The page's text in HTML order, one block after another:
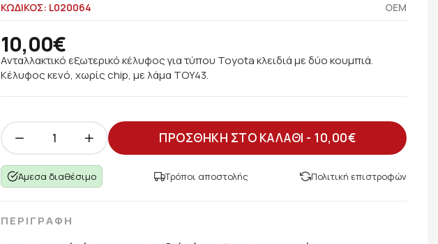
ΚΩΔΙΚΟΣ: L020064 OEM
10,00€
Ανταλλακτικό εξωτερικό κέλυφος για τύπου Toyota κλειδιά με δύο κουμπιά.
Κέλυφος κενό, χωρίς chip, με λάμα TOY43.
ΠΡΟΣΘΗΚΗ ΣΤΟ ΚΑΛΑΘΙ - 10,00€
Άμεσα διαθέσιμο Τρόποι αποστολής Πολιτική επιστροφών
ΠΕΡΙΓΡΑΦΗ